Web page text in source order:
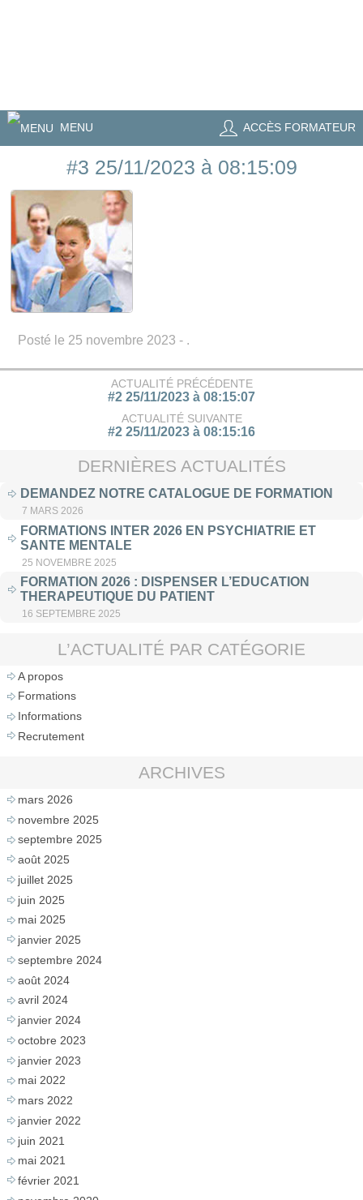
MENU ACCÈS FORMATEUR
#3 25/11/2023 à 08:15:09
Posté le 25 novembre 2023 - .
ACTUALITÉ PRÉCÉDENTE
#2 25/11/2023 à 08:15:07
ACTUALITÉ SUIVANTE
#2 25/11/2023 à 08:15:16
DERNIÈRES ACTUALITÉS
DEMANDEZ NOTRE CATALOGUE DE FORMATION
7 MARS 2026
FORMATIONS INTER 2026 EN PSYCHIATRIE ET
SANTE MENTALE
25 NOVEMBRE 2025
FORMATION 2026 : DISPENSER L’EDUCATION
THERAPEUTIQUE DU PATIENT
16 SEPTEMBRE 2025
L’ACTUALITÉ PAR CATÉGORIE
A propos
Formations
Informations
Recrutement
ARCHIVES
mars 2026
novembre 2025
septembre 2025
août 2025
juillet 2025
juin 2025
mai 2025
janvier 2025
septembre 2024
août 2024
avril 2024
janvier 2024
octobre 2023
janvier 2023
mai 2022
mars 2022
janvier 2022
juin 2021
mai 2021
février 2021